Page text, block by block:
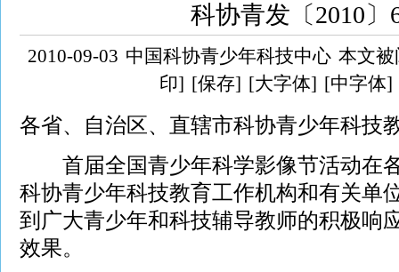
科协青发〔2010〕
2010-09-03 中国科协青少年科技中心 本文被
印] [保存] [大字体] [中字体]
各省、自治区、直辖市科协青少年科技
首届全国青少年科学影像节活动在
科协青少年科技教育工作机构和有关单
到广大青少年和科技辅导教师的积极响
效果。